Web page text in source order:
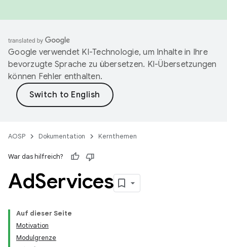
Google verwendet KI-Technologie, um Inhalte in Ihre
bevorzugte Sprache zu übersetzen. KI-Übersetzungen
können Fehler enthalten.
AOSP Dokumentation Kernthemen
War das hilfreich?
AdServices
Auf dieser Seite
Motivation
Modulgrenze